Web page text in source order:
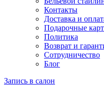
Контакты
Доставка и
Подарочные
Политика
Возврат и
Сотрудничество
Блог
Запись в салон